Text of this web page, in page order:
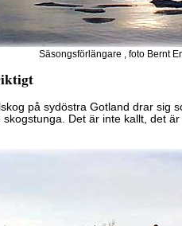
Säsongsförlängare , foto Bernt
på sydöstra Gotland drar sig
skogstunga. Det är inte kallt, det